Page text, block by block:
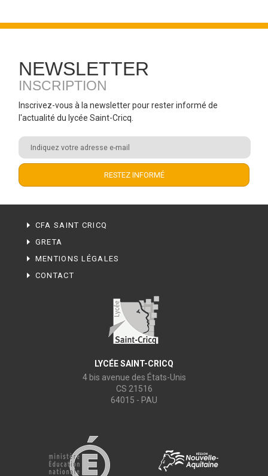
NEWSLETTER
INSCRIPTION
Inscrivez-vous à la newsletter pour rester informé de
l'actualité du lycée Saint-Cricq.
CFA SAINT CRICQ
GRETA
MENTIONS LÉGALES
CONTACT
LYCÉE SAINT-CRICQ
4 bis avenue des États-Unis
CS 21516
64015 - PAU